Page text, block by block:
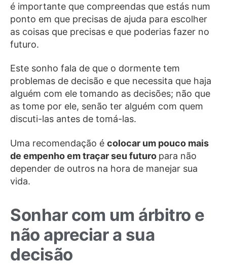
é importante que compreendas que estás num
ponto em que precisas de ajuda para escolher
as coisas que precisas e que poderias fazer no
futuro.
Este sonho fala de que o dormente tem
problemas de decisão e que necessita que haja
alguém com ele tomando as decisões; não que
as tome por ele, senão ter alguém com quem
discuti-las antes de tomá-las.
Uma recomendação é colocar um pouco mais
de empenho em traçar seu futuro para não
depender de outros na hora de manejar sua
vida.
Sonhar com um árbitro e
não apreciar a sua
decisão